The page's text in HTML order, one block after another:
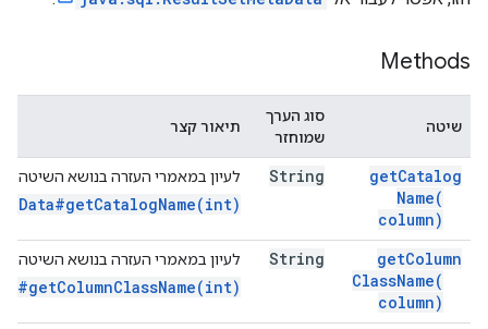
Methods
שיטה
סוג הערך
שמוחזר
תיאור קצר
getCatalog
Name(
column)
String לעיון במאמרי העזרה בנושא השיטה
getColumn
ClassName(
column)
String לעיון במאמרי העזרה בנושא השיטה